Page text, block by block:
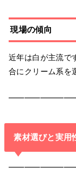
現場の傾向
近年は白が主流で
合にクリーム系を
素材選びと実用